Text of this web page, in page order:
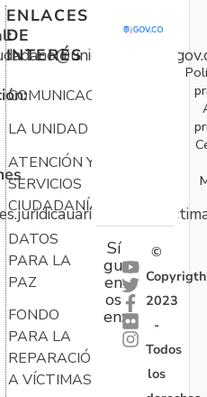
ENLACES
DE
INTERÉS
COMUNICACIONES
LA UNIDAD
ATENCIÓN Y
SERVICIOS
CIUDADANÍA
DATOS
PARA LA
PAZ
FONDO
PARA LA
REPARACIÓN
A VÍCTIMAS
Sí
gu
en
os
en:
©
Copyrigth
2023
-
Todos
los